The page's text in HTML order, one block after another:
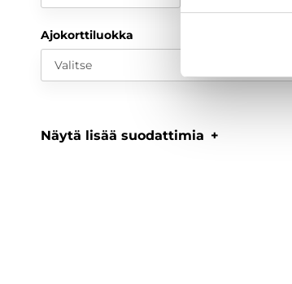
Ajokorttiluokka
Valitse
Näytä lisää suodattimia